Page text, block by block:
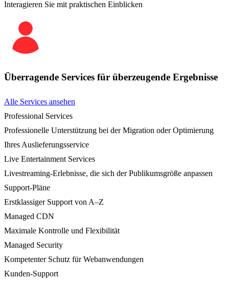
Interagieren Sie mit praktischen Einblicken
Überragende Services für überzeugende Ergebnisse
Alle Services ansehen
Professional Services
Professionelle Unterstützung bei der Migration oder Optimierung
Ihres Auslieferungsservice
Live Entertainment Services
Livestreaming-Erlebnisse, die sich der Publikumsgröße anpassen
Support-Pläne
Erstklassiger Support von A–Z
Managed CDN
Maximale Kontrolle und Flexibilität
Managed Security
Kompetenter Schutz für Webanwendungen
Kunden-Support